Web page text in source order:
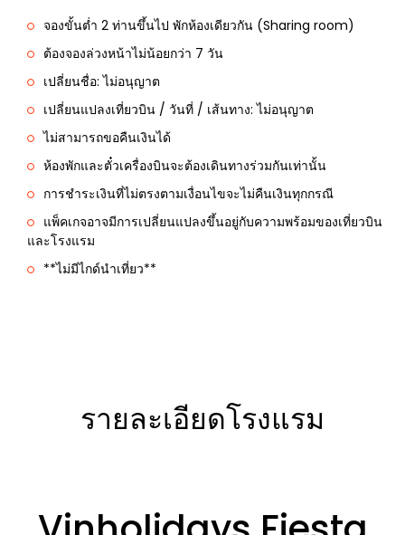
จองขั้นต่ำ 2 ท่านขึ้นไป พักห้องเดียวกัน (Sharing room)
ต้องจองล่วงหน้าไม่น้อยกว่า 7 วัน
เปลี่ยนชื่อ: ไม่อนุญาต
เปลี่ยนแปลงเที่ยวบิน / วันที่ / เส้นทาง: ไม่อนุญาต
ไม่สามารถขอคืนเงินได้
ห้องพักและตั๋วเครื่องบินจะต้องเดินทางร่วมกันเท่านั้น
การชำระเงินที่ไม่ตรงตามเงื่อนไขจะไม่คืนเงินทุกกรณี
แพ็คเกจอาจมีการเปลี่ยนแปลงขึ้นอยู่กับความพร้อมของเที่ยวบิน
และโรงแรม
**ไม่มีไกด์นำเที่ยว**
รายละเอียดโรงแรม